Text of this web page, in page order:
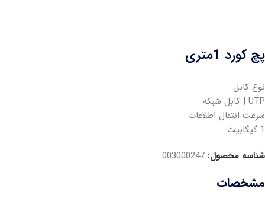
پچ کورد 1متری
نوع کابل
UTP | کابل شبکه
سرعت انتقال اطلاعات
1 گیگابیت
شناسه محصول: 003000247
مشخصات